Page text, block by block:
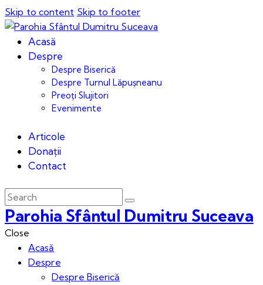
Skip to content Skip to footer
Acasă
Despre
Despre Biserică
Despre Turnul Lăpușneanu
Preoți Slujitori
Evenimente
Articole
Donații
Contact
Parohia Sfântul Dumitru Suceava
Close
Acasă
Despre
Despre Biserică